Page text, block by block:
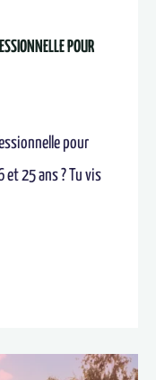
POUR
pour
et 25 ans ? Tu vis